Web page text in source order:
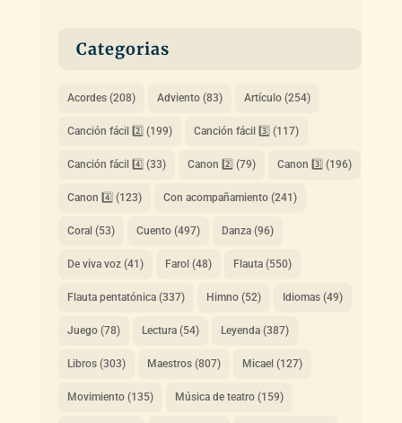
Categorias
Acordes(208) Adviento(83) Artículo(254)
Canción fácil 2️⃣ (199) Canción fácil 3️⃣ (117)
Canción fácil 4️⃣ (33) Canon 2️⃣ (79) Canon 3️⃣ (196)
Canon 4️⃣ (123) Con acompañamiento(241)
Coral (53) Cuento(497) Danza(96)
De viva voz(41) Farol (48) Flauta(550)
Flauta pentatónica(337) Himno(52) Idiomas(49)
Juego(78) Lectura(54) Leyenda(387)
Libros(303) Maestros(807) Micael (127)
Movimiento(135) Música de teatro(159)